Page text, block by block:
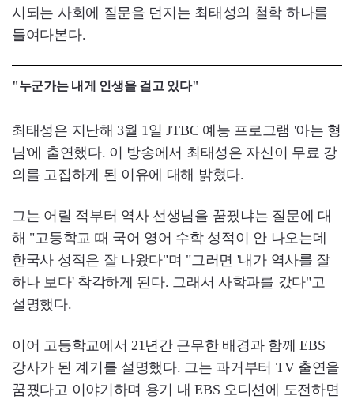
시되는 사회에 질문을 던지는 최태성의 철학 하나를
들여다본다.
"누군가는 내게 인생을 걸고 있다"
최태성은 지난해 3월 1일 JTBC 예능 프로그램 '아는 형
님'에 출연했다. 이 방송에서 최태성은 자신이 무료 강
의를 고집하게 된 이유에 대해 밝혔다.
그는 어릴 적부터 역사 선생님을 꿈꿨냐는 질문에 대
해 "고등학교 때 국어 영어 수학 성적이 안 나오는데
한국사 성적은 잘 나왔다"며 "그러면 '내가 역사를 잘
하나 보다' 착각하게 된다. 그래서 사학과를 갔다"고
설명했다.
이어 고등학교에서 21년간 근무한 배경과 함께 EBS
강사가 된 계기를 설명했다. 그는 과거부터 TV 출연을
꿈꿨다고 이야기하며 용기 내 EBS 오디션에 도전하면